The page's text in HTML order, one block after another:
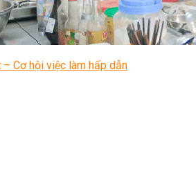
– Cơ hội việc làm hấp dẫn